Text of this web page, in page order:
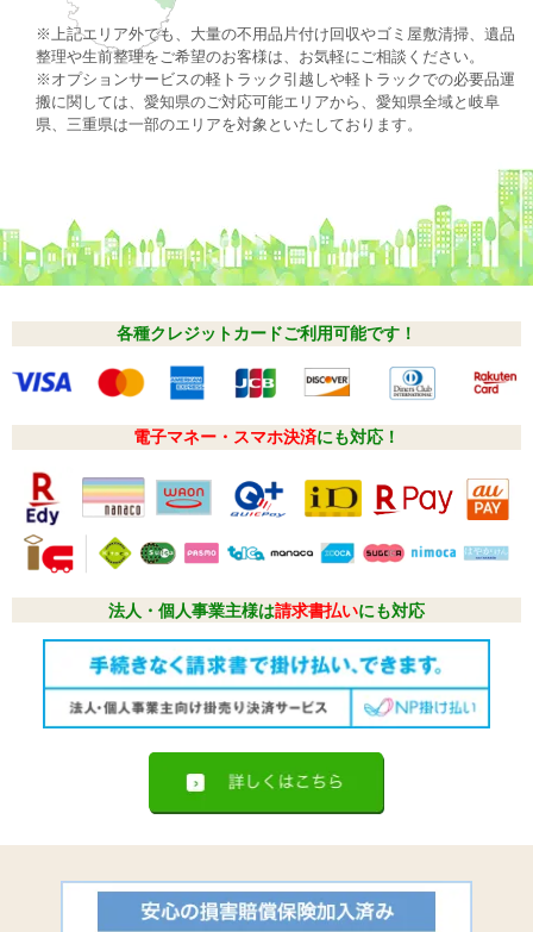
※上記エリア外でも、大量の不用品片付け回収やゴミ屋敷清掃、遺品
整理や生前整理をご希望のお客様は、お気軽にご相談ください。
※オプションサービスの軽トラック引越しや軽トラックでの必要品運
搬に関しては、愛知県のご対応可能エリアから、愛知県全域と岐阜
県、三重県は一部のエリアを対象といたしております。
各種クレジットカードご利用可能です！
電子マネー・スマホ決済にも対応！
法人・個人事業主様は請求書払いにも対応